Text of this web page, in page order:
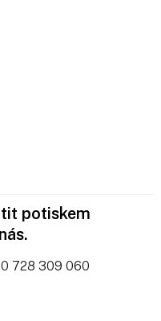
potiskem
728 309 060